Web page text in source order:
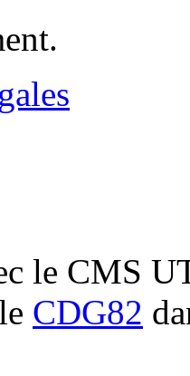
le CMS
CDG82